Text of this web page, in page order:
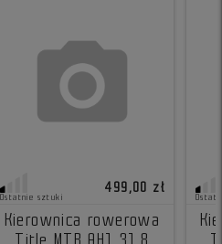
Ostatnie sztuki
499,00 zł
Kierownica rowerowa